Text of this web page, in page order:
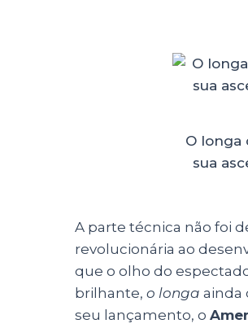
O longa
sua
A parte técnica não foi
revolucionária ao
que o olho do
brilhante, o longa ainda
seu lançamento, o